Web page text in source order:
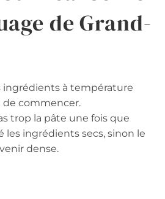
de Grand-
ingrédients à température
commencer.
trop la pâte une fois que
les ingrédients secs, sinon le
dense.